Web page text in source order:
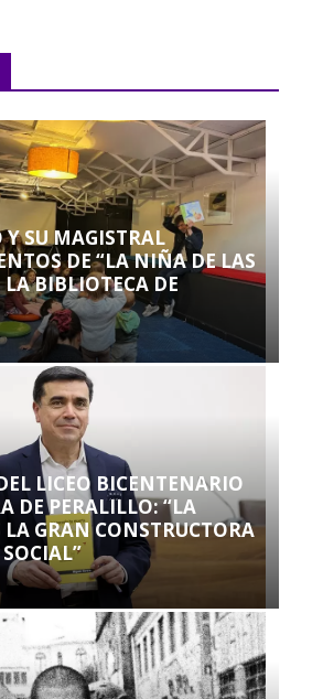
SU MAGISTRAL
DE “LA NIÑA DE LAS
LA BIBLIOTECA DE
LICEO BICENTENARIO
DE PERALILLO: “LA
LA GRAN CONSTRUCTORA